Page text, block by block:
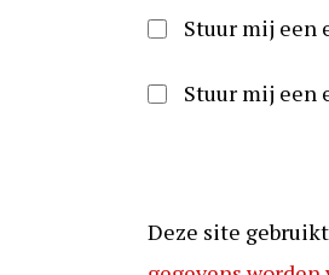
Stuur mij een
Stuur mij een
Deze site